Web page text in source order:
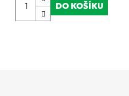
DO KOŠÍKU